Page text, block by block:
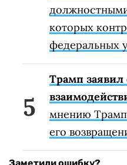
которых
федеральных
Трамп заявил
мнению
его